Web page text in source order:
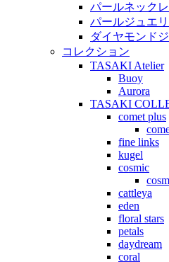
パールネック
パールジュエ
ダイヤモンド
コレクション
TASAKI Atelier
Buoy
Aurora
TASAKI
comet plus
fine links
kugel
cosmic
cattleya
eden
floral stars
petals
daydream
coral